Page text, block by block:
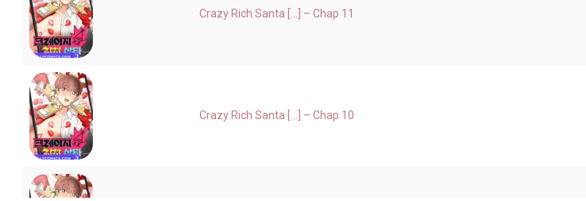
Crazy Rich Santa [...] – Chap 11
Crazy Rich Santa [...] – Chap 10